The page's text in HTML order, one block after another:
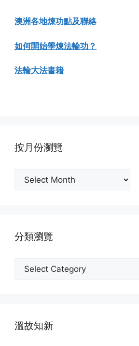
澳洲各地煉功點及聯絡
如何開始學煉法輪功？
法輪大法書籍
按月份瀏覽
分類瀏覽
溫故知新